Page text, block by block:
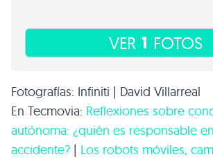
VER 1 FOTOS
Fotografías: Infiniti | David Villarreal
En Tecmovia: Reflexiones sobre
autónoma: ¿quién es responsable
accidente? | Los robots móviles,